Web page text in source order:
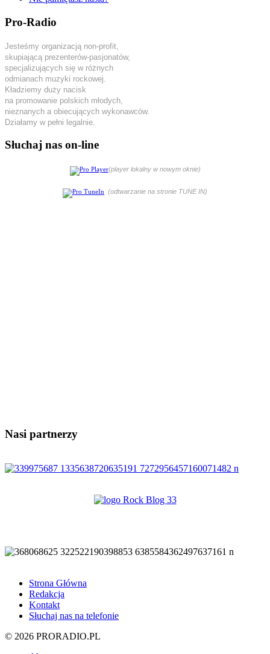
Pro-Radio
Jesteśmy organizacją non-profit,
skupiającą prezenterów-pasjonatów,
specjalizujących się w różnych
odmianach muzyki rockowej.
Kładziemy duży nacisk
na promowanie polskich młodych,
nieznanych a obiecujących wykonawców.
Działamy w pełni legalnie.
Słuchaj nas on-line
(player lokalny w nowym oknie)
(odtwarzanie na stronie TUNE IN)
Nasi partnerzy
Strona Główna
Redakcja
Kontakt
Słuchaj nas na telefonie
© 2026 PRORADIO.PL